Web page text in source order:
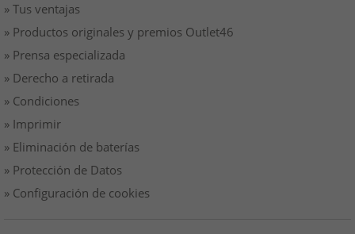
» Tus ventajas
» Productos originales y premios Outlet46
» Prensa especializada
» Derecho a retirada
» Condiciones
» Imprimir
» Eliminación de baterías
» Protección de Datos
» Configuración de cookies